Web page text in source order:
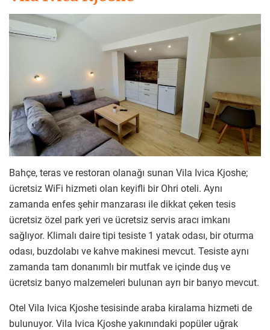
Bahçe, teras ve restoran olanağı sunan Vila Ivica Kjoshe;
ücretsiz WiFi hizmeti olan keyifli bir Ohri oteli. Aynı
zamanda enfes şehir manzarası ile dikkat çeken tesis
ücretsiz özel park yeri ve ücretsiz servis aracı imkanı
sağlıyor. Klimalı daire tipi tesiste 1 yatak odası, bir oturma
odası, buzdolabı ve kahve makinesi mevcut. Tesiste aynı
zamanda tam donanımlı bir mutfak ve içinde duş ve
ücretsiz banyo malzemeleri bulunan ayrı bir banyo mevcut.
Otel Vila Ivica Kjoshe tesisinde araba kiralama hizmeti de
bulunuyor. Vila Ivica Kjoshe yakınındaki popüler uğrak